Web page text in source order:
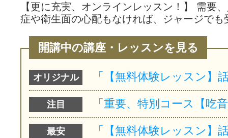
【更に充実、オンラインレッスン！】 需要
症や衛生面の心配もなければ、ジャージで
開講中の講座・レッスンを見る
オリジナル
注目
最安